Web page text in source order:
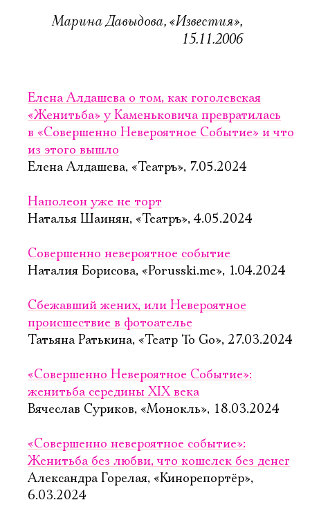
Марина Давыдова, «Известия»,
15.11.2006
Елена Алдашева о том, как гоголевская
«Женитьба» у Каменьковича превратилась
в «Совершенно Невероятное Событие» и что
из этого вышло
Елена Алдашева, «Театръ», 7.05.2024
Наполеон уже не торт
Наталья Шаинян, «Театръ», 4.05.2024
Совершенно невероятное событие
Наталия Борисова, «Porusski.me», 1.04.2024
Сбежавший жених, или Невероятное
происшествие в фотоателье
Татьяна Ратькина, «Театр To Go», 27.03.2024
«Совершенно Невероятное Событие»:
женитьба середины XIX века
Вячеслав Суриков, «Монокль», 18.03.2024
«Совершенно невероятное событие»:
Женитьба без любви, что кошелек без денег
Александра Горелая, «Кинорепортёр»,
6.03.2024
Ознакомиться